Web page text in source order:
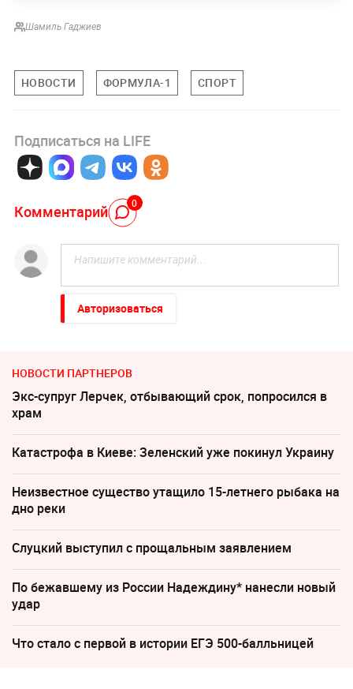
Шамиль Гаджиев
НОВОСТИ ФОРМУЛА-1 СПОРТ
Подписаться на LIFE
Комментарий 0
Авторизоваться
НОВОСТИ ПАРТНЕРОВ
Экс-супруг Лерчек, отбывающий срок, попросился в
храм
Катастрофа в Киеве: Зеленский уже покинул Украину
Неизвестное существо утащило 15-летнего рыбака на
дно реки
Слуцкий выступил с прощальным заявлением
По бежавшему из России Надеждину* нанесли новый
удар
Что стало с первой в истории ЕГЭ 500-балльницей